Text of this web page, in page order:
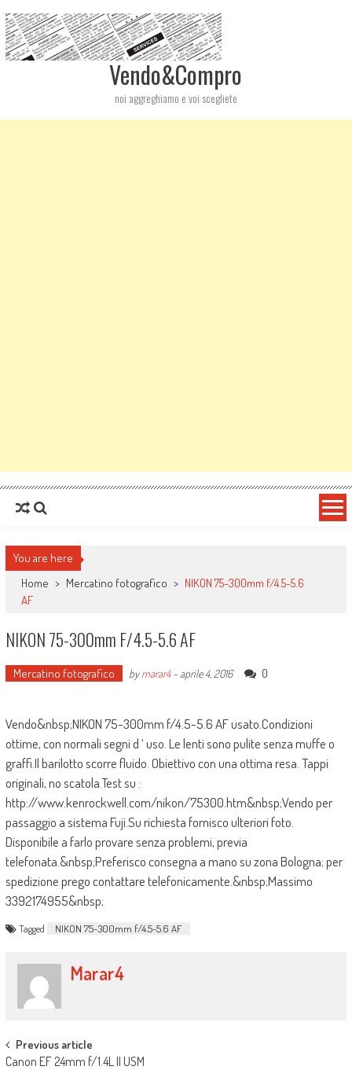
Vendo&Compro
noi aggreghiamo e voi scegliete
You are here
Home > Mercatino fotografico > NIKON 75-300mm f/4.5-5.6
AF
NIKON 75-300mm F/4.5-5.6 AF
Mercatino fotografico bymarar4- aprile 4, 2016 0
Vendo&nbsp;NIKON 75-300mm f/4.5-5.6 AF usato.Condizioni
ottime, con normali segni d ‘ uso. Le lenti sono pulite senza muffe o
graffi.Il barilotto scorre fluido. Obiettivo con una ottima resa. Tappi
originali, no scatola.Test su :
http://www.kenrockwell.com/nikon/75300.htm&nbsp;Vendo per
passaggio a sistema Fuji.Su richiesta fornisco ulteriori foto.
Disponibile a farlo provare senza problemi, previa
telefonata.&nbsp;Preferisco consegna a mano su zona Bologna; per
spedizione prego contattare telefonicamente.&nbsp;Massimo
3392174955&nbsp;
Tagged NIKON 75-300mm f/4.5-5.6 AF
Marar4
Post navigation
Previous article
Canon EF 24mm f/1.4L II USM